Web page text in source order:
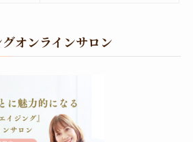
オンラインサロン